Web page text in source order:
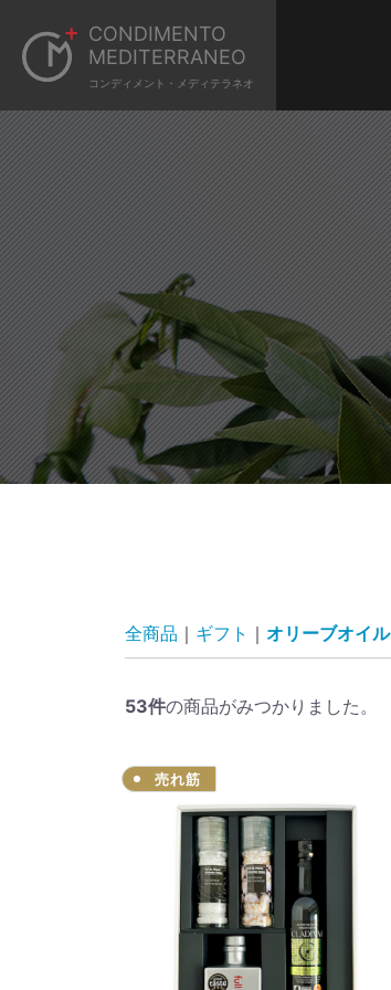
CONDIMENTO
MEDITERRANEO
コンディメント・メディテラネオ
全商品 ギフト オリーブオイル
53件の商品がみつかりました。
売れ筋